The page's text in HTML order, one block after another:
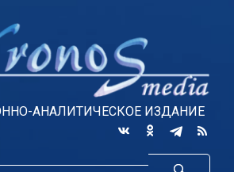
АНАЛИТИЧЕСКОЕ ИЗДАНИЕ